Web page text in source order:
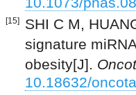
[15]
SHI C M,
signature
obesity[J].
10.18632/